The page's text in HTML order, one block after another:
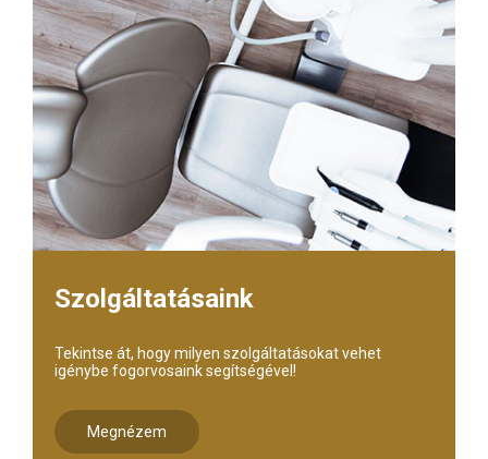
Szolgáltatásaink
Tekintse át, hogy milyen szolgáltatásokat vehet
igénybe fogorvosaink segítségével!
Megnézem